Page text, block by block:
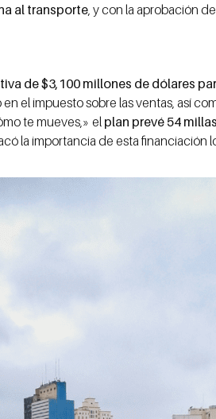
al transporte, y con la aprobación
de $3,100 millones de dólares
el impuesto sobre las ventas, así
te mueves,» el plan prevé 54
la importancia de esta financiación